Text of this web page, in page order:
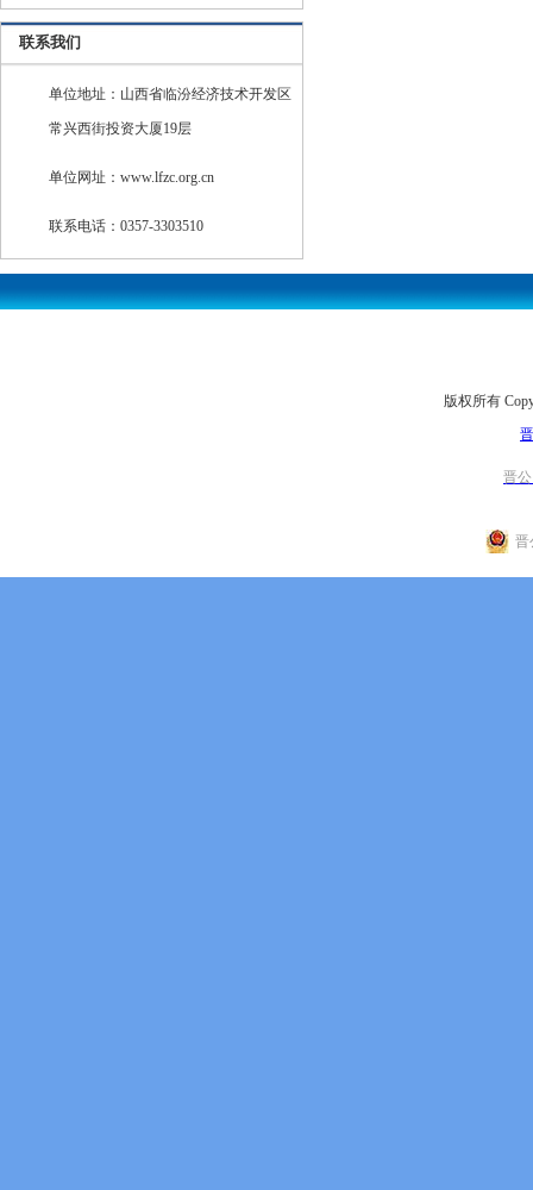
联系我们
单位地址：山西省临汾经济技术开发区
常兴西街投资大厦19层
单位网址：www.lfzc.org.cn
联系电话：0357-3303510
版权所有
晋公
晋